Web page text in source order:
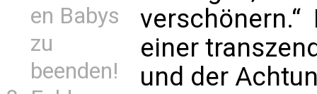
en Babys
zu
beenden!
verschönern.“
einer
und der